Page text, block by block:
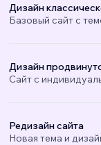
Дизайн
Базовый сайт с
Дизайн
Сайт с
Редизайн сайта
Новая тема и